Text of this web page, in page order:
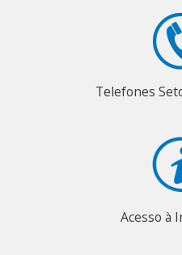
Telefones
Acesso à